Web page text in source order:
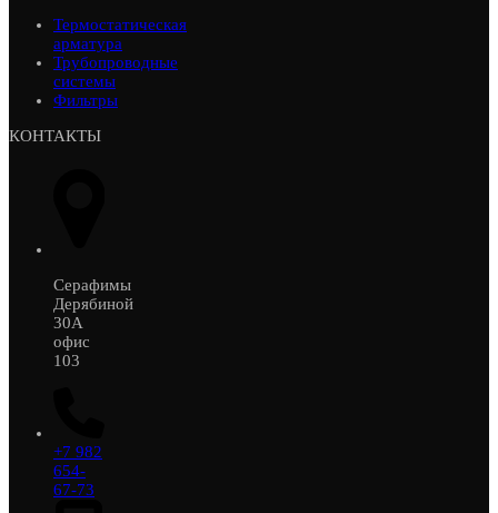
Термостатическая
арматура
Трубопроводные
системы
Фильтры
КОНТАКТЫ
Серафимы
Дерябиной
30А
офис
103
+7 982
654-
67-73